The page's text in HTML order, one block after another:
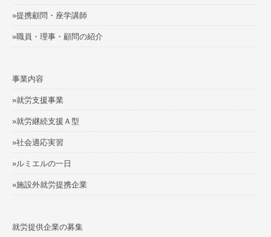
»提携顧問・座学講師
»職員・理事・顧問の紹介
事業内容
»就労支援事業
»就労継続支援Ａ型
»社会適応実習
»ルミエルの一日
»施設外就労提携企業
就労提供企業の募集